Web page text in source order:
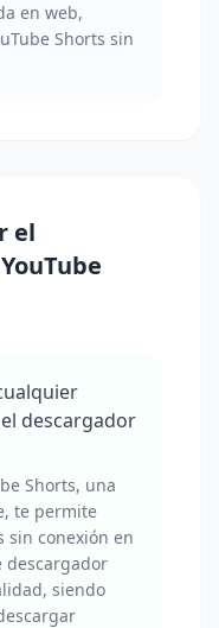
en web,
Shorts sin
el
descargador
Shorts, una
te permite
sin conexión en
descargador
siendo